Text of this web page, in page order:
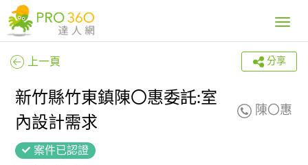
Toggle
上一頁 分享
新竹縣竹東鎮陳〇惠委託:室
內設計需求
陳〇惠
案件已認證